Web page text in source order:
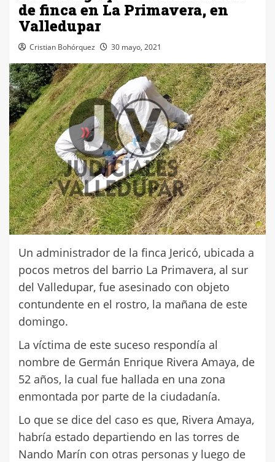
de finca en La Primavera, en
Valledupar
Cristian Bohórquez 30 mayo, 2021
Un administrador de la finca Jericó, ubicada a
pocos metros del barrio La Primavera, al sur
del Valledupar, fue asesinado con objeto
contundente en el rostro, la mañana de este
domingo.
La víctima de este suceso respondía al
nombre de Germán Enrique Rivera Amaya, de
52 años, la cual fue hallada en una zona
enmontada por parte de la ciudadanía.
Lo que se dice del caso es que, Rivera Amaya,
habría estado departiendo en las torres de
Nando Marín con otras personas y luego de